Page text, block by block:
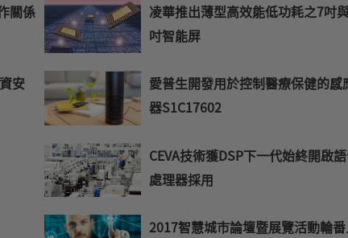
關係
安
凌華推出薄型高效能低功耗之7吋
吋智能屏
愛普生開發用於控制醫療保健的感
器S1C17602
CEVA技術獲DSP下一代始終開啟
處理器採用
2017智慧城市論壇暨展覽活動輪